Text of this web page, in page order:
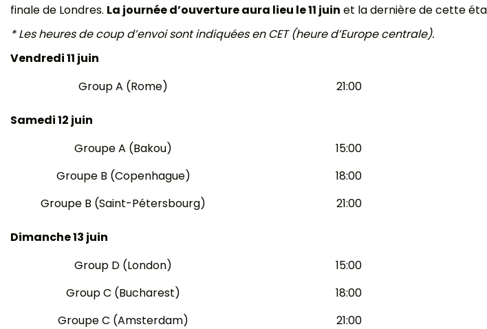
finale de Londres. La journée d’ouverture aura lieu le 11 juin et la dernière de cette
* Les heures de coup d’envoi sont indiquées en CET (heure d’Europe centrale).
Vendredi 11 juin
Group A (Rome)
21:00
Samedi 12 juin
Groupe A (Bakou)
15:00
Groupe B (Copenhague)
18:00
Groupe B (Saint-Pétersbourg)
21:00
Dimanche 13 juin
Group D (London)
15:00
Group C (Bucharest)
18:00
Groupe C (Amsterdam)
21:00